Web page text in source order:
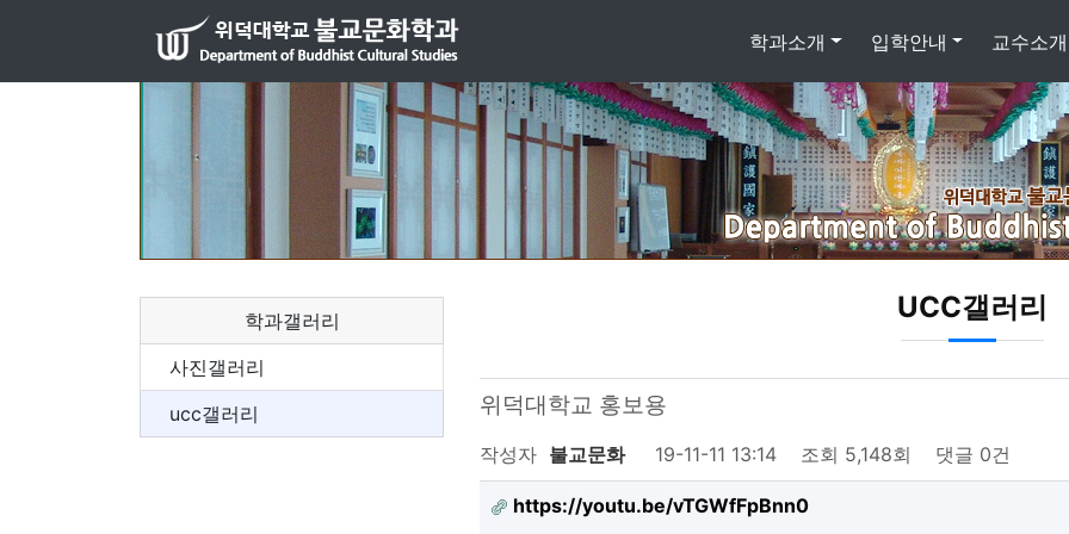
학과소개 입학안내 교수소개
학과갤러리
사진갤러리
ucc갤러리
UCC갤러리
위덕대학교 홍보용
작성자 불교문화 19-11-11 13:14 조회 5,148회 댓글 0건
https://youtu.be/vTGWfFpBnn0